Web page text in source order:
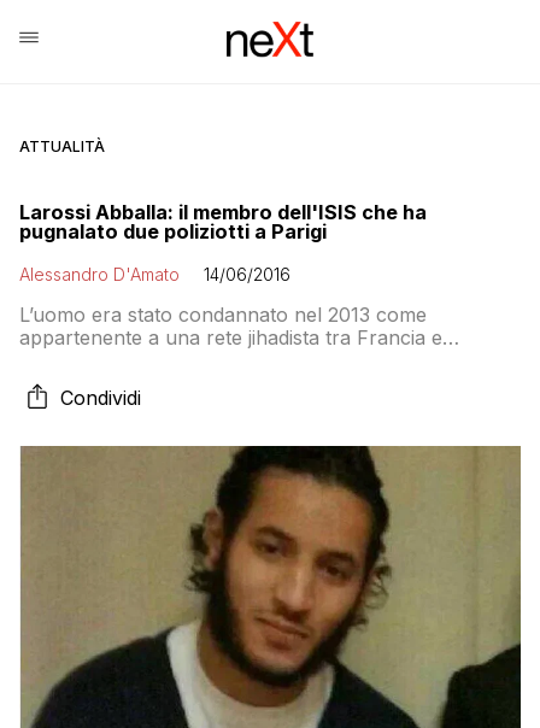
ATTUALITÀ
Larossi Abballa: il membro dell'ISIS che ha
pugnalato due poliziotti a Parigi
Alessandro D'Amato 14/06/2016
L’uomo era stato condannato nel 2013 come
appartenente a una rete jihadista tra Francia e
Condividi